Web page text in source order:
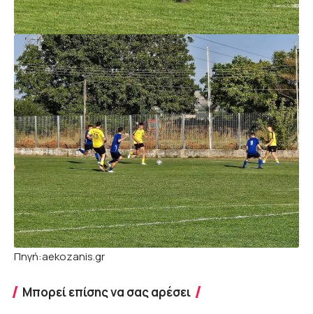
Πηγή:aekozanis.gr
Μπορεί επίσης να σας αρέσει